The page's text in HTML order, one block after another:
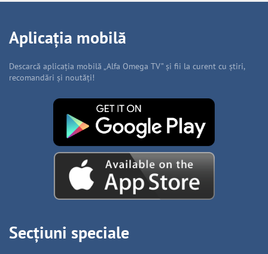
Aplicația mobilă
Descarcă aplicația mobilă „Alfa Omega TV” și fii la curent cu știri,
recomandări și noutăți!
Secțiuni speciale